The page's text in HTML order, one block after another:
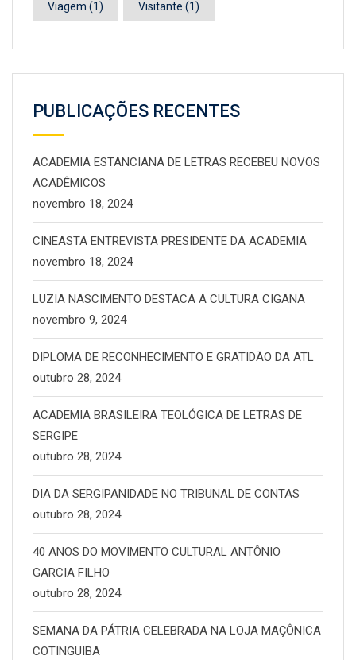
Viagem (1) Visitante (1)
PUBLICAÇÕES RECENTES
ACADEMIA ESTANCIANA DE LETRAS RECEBEU NOVOS
ACADÊMICOS
novembro 18, 2024
CINEASTA ENTREVISTA PRESIDENTE DA ACADEMIA
novembro 18, 2024
LUZIA NASCIMENTO DESTACA A CULTURA CIGANA
novembro 9, 2024
DIPLOMA DE RECONHECIMENTO E GRATIDÃO DA ATL
outubro 28, 2024
ACADEMIA BRASILEIRA TEOLÓGICA DE LETRAS DE
SERGIPE
outubro 28, 2024
DIA DA SERGIPANIDADE NO TRIBUNAL DE CONTAS
outubro 28, 2024
40 ANOS DO MOVIMENTO CULTURAL ANTÔNIO
GARCIA FILHO
outubro 28, 2024
SEMANA DA PÁTRIA CELEBRADA NA LOJA MAÇÔNICA
COTINGUIBA